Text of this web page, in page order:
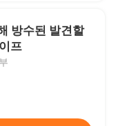
방수된 발견할
프